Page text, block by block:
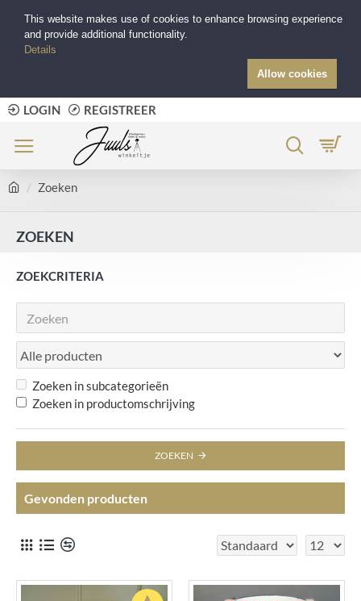
LOGIN REGISTREER
Zoeken
ZOEKEN
ZOEKCRITERIA
Zoeken in subcategorieën
Zoeken in productomschrijving
ZOEKEN
Gevonden producten
This website makes use of cookies to enhance browsing experience
and provide additional functionality.
Details
Allow cookies